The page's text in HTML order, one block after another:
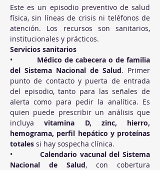
Este es un episodio preventivo de salud
física, sin líneas de crisis ni teléfonos de
atención. Los recursos son sanitarios,
institucionales y prácticos.
Servicios sanitarios
• Médico de cabecera o de familia
del Sistema Nacional de Salud. Primer
punto de contacto y puerta de entrada
del episodio, tanto para las señales de
alerta como para pedir la analítica. Es
quien puede prescribir un análisis que
incluya vitamina D, zinc, hierro,
hemograma, perfil hepático y proteínas
totales si hay sospecha clínica.
• Calendario vacunal del Sistema
Nacional de Salud, con cobertura